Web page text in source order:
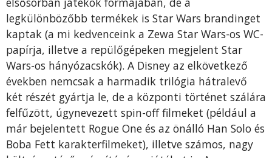
legkülönbözőbb termékek is Star Wars brandinget
kaptak (a mi kedvenceink a Zewa Star Wars-os WC-
papírja, illetve a repülő­gé­pe­ken megjelent Star
Wars-os hányózacskók). A Disney az elkövetkező
években nemcsak a harmadik trilógia hátralevő
két részét gyártja le, de a központi történet szálára
fel­fűzött, úgynevezett spin-off filmeket (például a
már bejelentett Rogue One és az önálló Han Solo és
Boba Fett karakterfilmeket), illetve számos, nagy